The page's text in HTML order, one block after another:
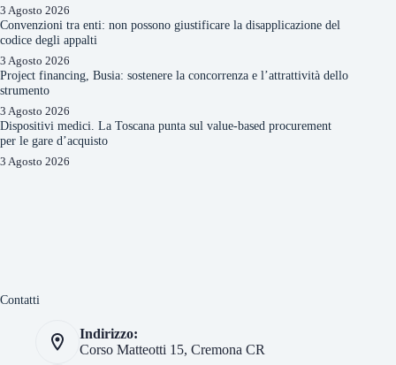
3 Agosto 2026
Convenzioni tra enti: non possono giustificare la disapplicazione del
codice degli appalti
3 Agosto 2026
Project financing, Busia: sostenere la concorrenza e l’attrattività dello
strumento
3 Agosto 2026
Dispositivi medici. La Toscana punta sul value-based procurement
per le gare d’acquisto
3 Agosto 2026
Contatti
Indirizzo:
Corso Matteotti 15, Cremona CR